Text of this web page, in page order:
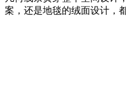
案，还是地毯的绒面设计，